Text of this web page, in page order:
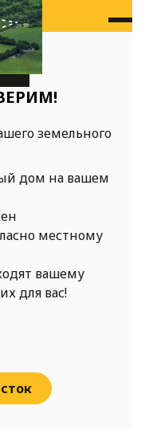
земельного
дом на вашем
местному
вашему
для вас!